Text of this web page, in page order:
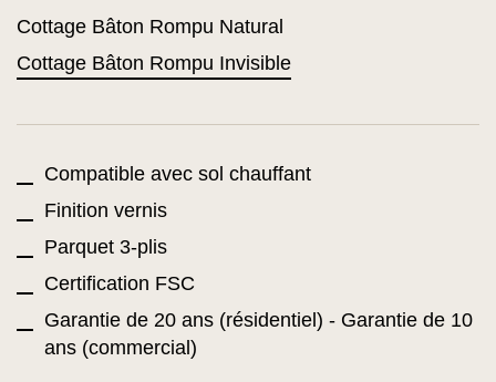
Cottage Bâton Rompu Natural
Cottage Bâton Rompu Invisible
Compatible avec sol chauffant
Finition vernis
Parquet 3-plis
Certification FSC
Garantie de 20 ans (résidentiel) - Garantie de 10
ans (commercial)